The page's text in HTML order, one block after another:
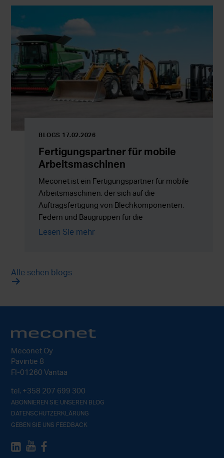
BLOGS 17.02.2026
Fertigungspartner für mobile
Arbeitsmaschinen
Meconet ist ein Fertigungspartner für mobile
Arbeitsmaschinen, der sich auf die
Auftragsfertigung von Blechkomponenten,
Federn und Baugruppen für die
Serienproduktion in ganz Europa spezialisiert
Lesen Sie mehr
Alle sehen blogs
Meconet Oy
Pavintie 8
FI-01260 Vantaa
tel. +358 207 699 300
ABONNIEREN SIE UNSEREN BLOG
DATENSCHUTZERKLÄRUNG
GEBEN SIE UNS FEEDBACK